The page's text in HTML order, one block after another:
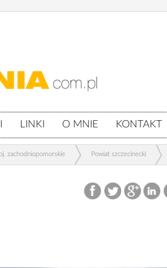
LINKI O MNIE KONTAKT
zachodniopomorskie Powiat szczecinecki